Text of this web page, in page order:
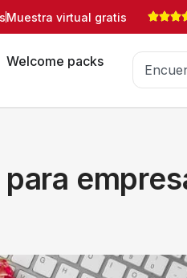
Muestra virtual gratis
Welcome packs